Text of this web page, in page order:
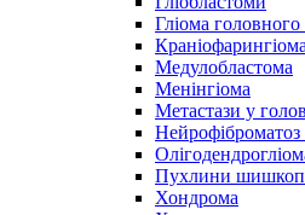
Гліома
Краніофарингіома
Медулобластома
Менінгіома
Метастази у
Пухлини
Хондрома